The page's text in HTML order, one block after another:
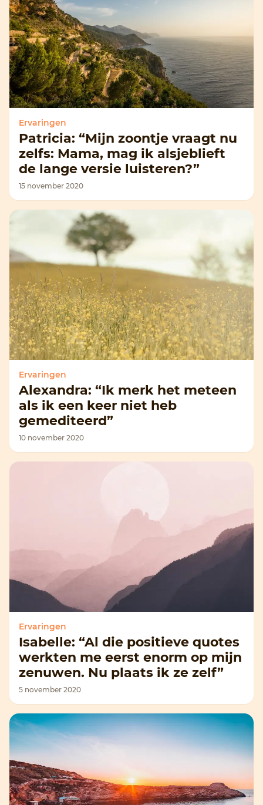
Ervaringen
Patricia: “Mijn zoontje vraagt nu
zelfs: Mama, mag ik alsjeblieft
de lange versie luisteren?”
15 november 2020
Ervaringen
Alexandra: “Ik merk het meteen
als ik een keer niet heb
gemediteerd”
10 november 2020
Ervaringen
Isabelle: “Al die positieve quotes
werkten me eerst enorm op mijn
zenuwen. Nu plaats ik ze zelf”
5 november 2020